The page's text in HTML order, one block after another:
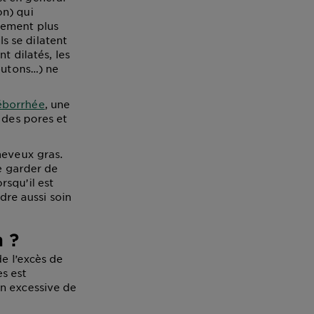
qui
plus
se dilatent
dilatés, les
ne
, une
pores et
gras.
garder de
est
aussi soin
?
l’excès de
est
excessive de